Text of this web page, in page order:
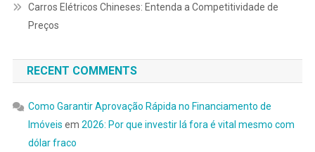
Carros Elétricos Chineses: Entenda a Competitividade de
Preços
RECENT COMMENTS
Como Garantir Aprovação Rápida no Financiamento de
Imóveis em 2026: Por que investir lá fora é vital mesmo com
dólar fraco